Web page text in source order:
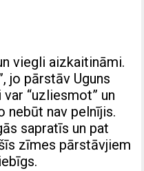
viegli aizkaitināmi.
jo pārstāv Uguns
“uzliesmot” un
nebūt nav pelnījis.
sapratīs un pat
zīmes pārstāvjiem